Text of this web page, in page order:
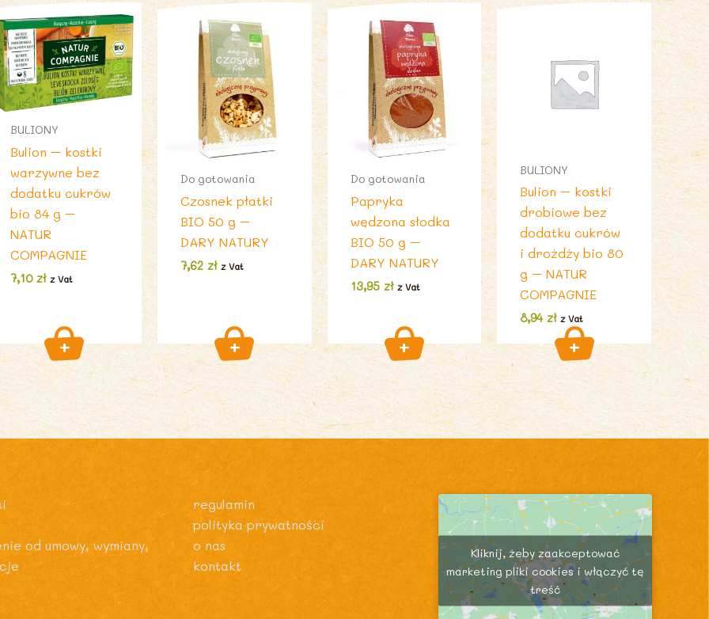
BULIONY
Bulion – kostki
warzywne bez
dodatku cukrów
bio 84 g –
NATUR
COMPAGNIE
7,10zł z Vat
Do gotowania
Czosnek płatki
BIO 50 g –
DARY NATURY
7,62 zł z Vat
Do gotowania
Papryka
wędzona słodka
BIO 50 g –
DARY NATURY
13,95 zł z Vat
BULIONY
Bulion – kostki
drobiowe bez
dodatku cukrów
i drożdży bio 80
g – NATUR
COMPAGNIE
8,94zł z Vat
od umowy, wymiany,
regulamin
polityka prywatności
o nas
kontakt
Kliknij, żeby zaakceptować
marketing pliki cookies i włączyć tę
treść